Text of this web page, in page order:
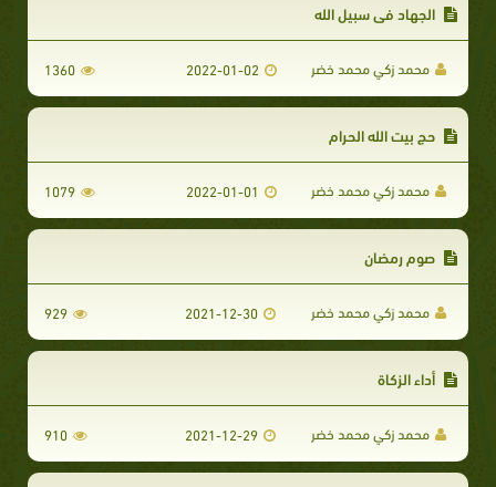
الجهاد في سبيل الله
محمد زكي محمد خضر 2022-01-02
1360
حج بيت الله الحرام
محمد زكي محمد خضر 2022-01-01
1079
صوم رمضان
محمد زكي محمد خضر 2021-12-30
929
أداء الزكاة
محمد زكي محمد خضر 2021-12-29
910